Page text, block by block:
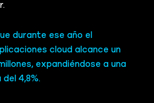
durante ese año el
cloud alcance un
expandiéndose a una
4,8%.